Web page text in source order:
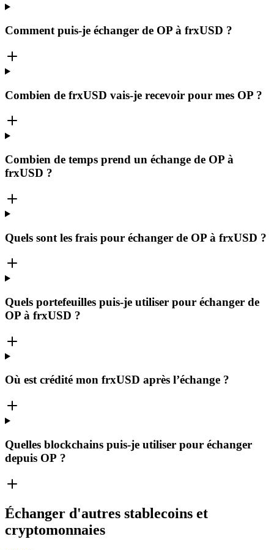
Comment puis-je échanger de OP à frxUSD ?
Combien de frxUSD vais-je recevoir pour mes OP ?
Combien de temps prend un échange de OP à
frxUSD ?
Quels sont les frais pour échanger de OP à frxUSD ?
Quels portefeuilles puis-je utiliser pour échanger de
OP à frxUSD ?
Où est crédité mon frxUSD après l’échange ?
Quelles blockchains puis-je utiliser pour échanger
depuis OP ?
Échanger d'autres stablecoins et
cryptomonnaies